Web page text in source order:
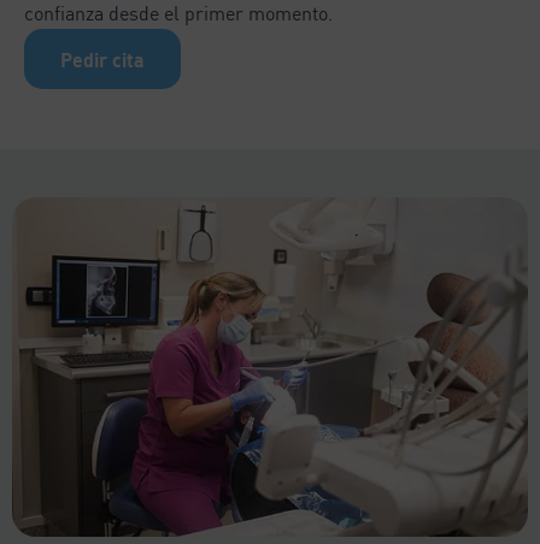
confianza desde el primer momento.
Pedir cita